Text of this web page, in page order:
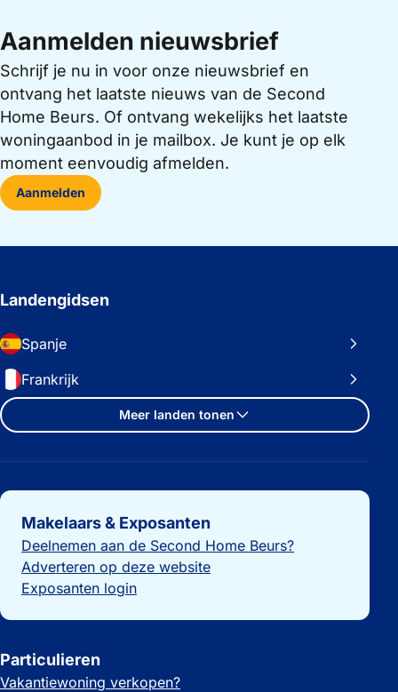
Aanmelden nieuwsbrief
Schrijf je nu in voor onze nieuwsbrief en
ontvang het laatste nieuws van de Second
Home Beurs. Of ontvang wekelijks het laatste
woningaanbod in je mailbox. Je kunt je op elk
moment eenvoudig afmelden.
Aanmelden
Landengidsen
Spanje
Frankrijk
Meer landen tonen
Belangrijke links
Makelaars & Exposanten
Deelnemen aan de Second Home Beurs?
Adverteren op deze website
Exposanten login
Particulieren
Vakantiewoning verkopen?